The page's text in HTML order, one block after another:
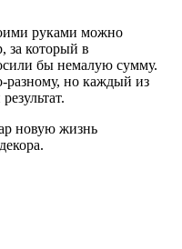
руками можно
за который в
бы немалую сумму.
но каждый из
новую жизнь